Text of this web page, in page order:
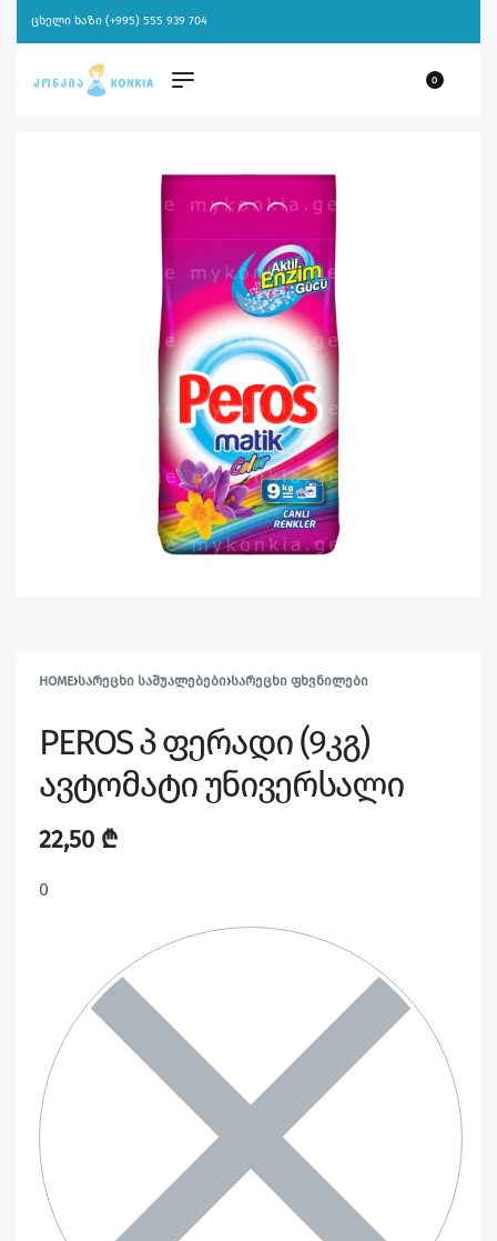
ცხელი ხაზი (+995) 555 939 704
0
HOME›ᲡᲐᲠᲔᲪᲮᲘ ᲡᲐᲨᲣᲐᲚᲔᲑᲔᲑᲘ›ᲡᲐᲠᲔᲪᲮᲘ ᲤᲮᲕᲜᲘᲚᲔᲑᲘ
PEROS პ ფერადი (9კგ)
ავტომატი უნივერსალი
22,50 ₾
0